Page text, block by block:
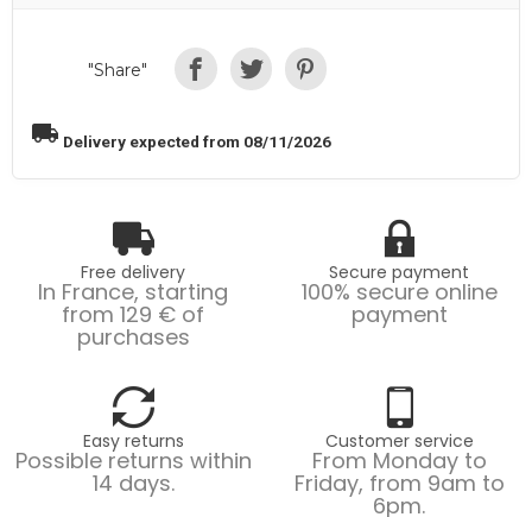
"Share"
local_shipping Delivery expected from 08/11/2026
Free delivery
In France, starting
from 129 € of
purchases
Secure payment
100% secure online
payment
Easy returns
Possible returns within
14 days.
Customer service
From Monday to
Friday, from 9am to
6pm.